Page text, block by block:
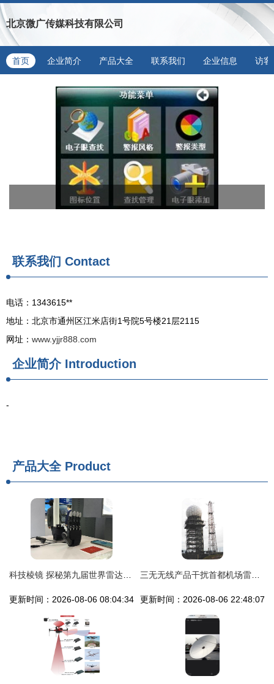
北京微广传媒科技有限公司
首页 企业简介 产品大全 联系我们 企业信息 访客
联系我们 Contact
电话：1343615**
地址：北京市通州区江米店街1号院5号楼21层2115
网址： www.yjjr888.com
企业简介Introduction
-
产品大全Product
更新时间：2026-08-06 08:04:34 更新时间：2026-08-06 22:48:07